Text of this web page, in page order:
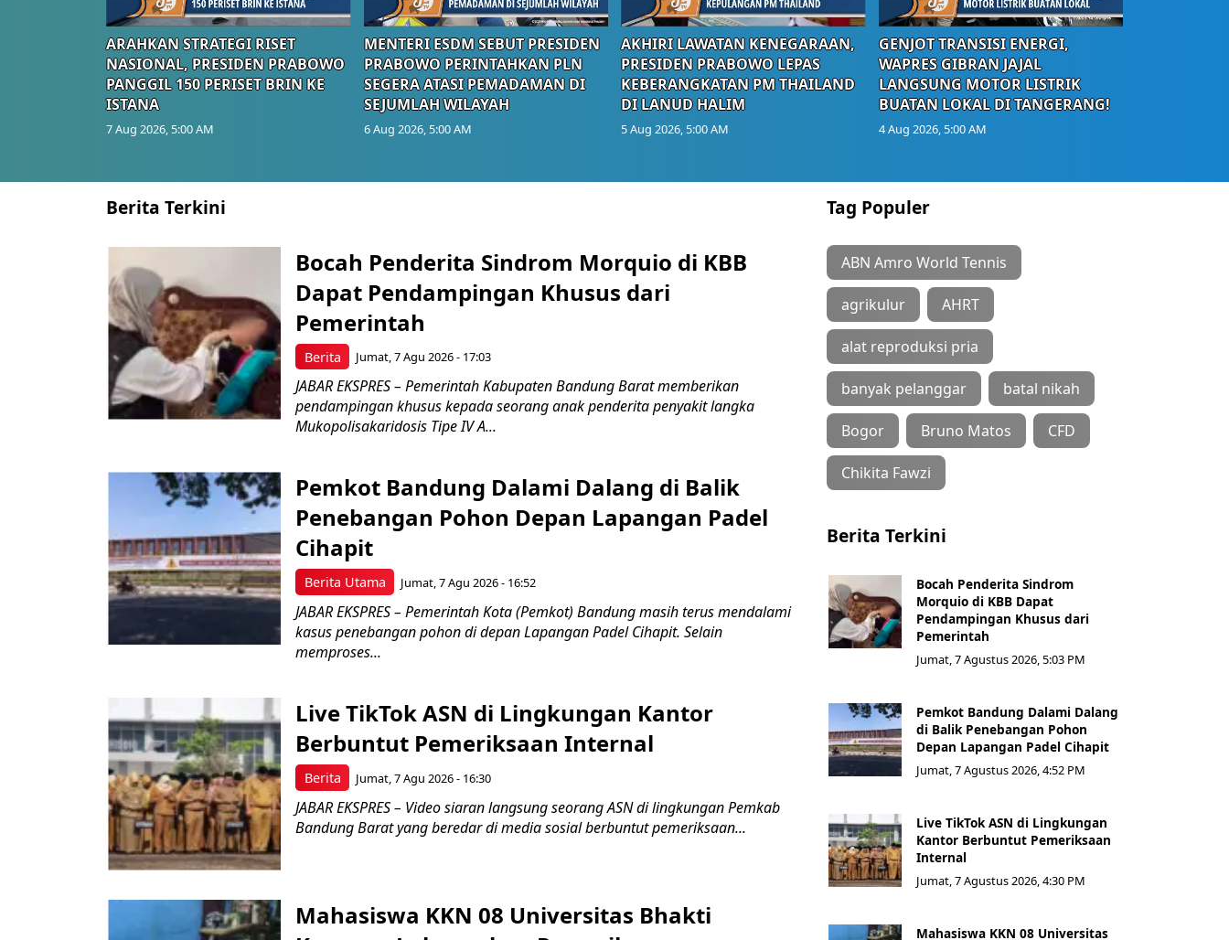
ARAHKAN STRATEGI RISET
NASIONAL, PRESIDEN PRABOWO
PANGGIL 150 PERISET BRIN KE
ISTANA
7 Aug 2026, 5:00 AM
MENTERI ESDM SEBUT PRESIDEN
PRABOWO PERINTAHKAN PLN
SEGERA ATASI PEMADAMAN DI
SEJUMLAH WILAYAH
6 Aug 2026, 5:00 AM
AKHIRI LAWATAN KENEGARAAN,
PRESIDEN PRABOWO LEPAS
KEBERANGKATAN PM THAILAND
DI LANUD HALIM
5 Aug 2026, 5:00 AM
GENJOT TRANSISI ENERGI,
WAPRES GIBRAN JAJAL
LANGSUNG MOTOR LISTRIK
BUATAN LOKAL DI TANGERANG!
4 Aug 2026, 5:00 AM
Berita Terkini
Berita
Bocah Penderita Sindrom Morquio di KBB
Dapat Pendampingan Khusus dari
Pemerintah
Jumat, 7 Agu 2026 - 17:03
JABAR EKSPRES – Pemerintah Kabupaten Bandung Barat memberikan
pendampingan khusus kepada seorang anak penderita penyakit langka
Mukopolisakaridosis Tipe IV A...
Berita Utama
Pemkot Bandung Dalami Dalang di Balik
Penebangan Pohon Depan Lapangan Padel
Cihapit
Jumat, 7 Agu 2026 - 16:52
JABAR EKSPRES – Pemerintah Kota (Pemkot) Bandung masih terus mendalami
kasus penebangan pohon di depan Lapangan Padel Cihapit. Selain
memproses...
Berita
Live TikTok ASN di Lingkungan Kantor
Berbuntut Pemeriksaan Internal
Jumat, 7 Agu 2026 - 16:30
JABAR EKSPRES – Video siaran langsung seorang ASN di lingkungan Pemkab
Bandung Barat yang beredar di media sosial berbuntut pemeriksaan...
Mahasiswa KKN 08 Universitas Bhakti
Tag Populer
ABN Amro World Tennis
agrikulur AHRT
alat reproduksi pria
banyak pelanggar batal nikah
Bogor Bruno Matos CFD
Chikita Fawzi
Berita Terkini
Bocah Penderita Sindrom
Morquio di KBB Dapat
Pendampingan Khusus dari
Pemerintah
Jumat, 7 Agustus 2026, 5:03 PM
Pemkot Bandung Dalami Dalang
di Balik Penebangan Pohon
Depan Lapangan Padel Cihapit
Jumat, 7 Agustus 2026, 4:52 PM
Live TikTok ASN di Lingkungan
Kantor Berbuntut Pemeriksaan
Internal
Jumat, 7 Agustus 2026, 4:30 PM
Mahasiswa KKN 08 Universitas